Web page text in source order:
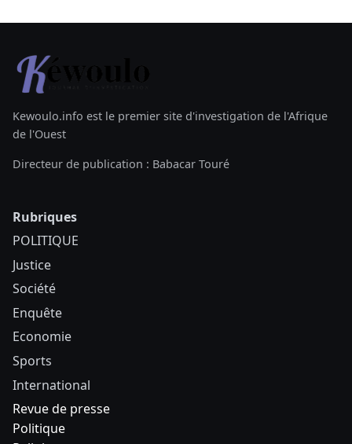
Kewoulo.info est le premier site d'investigation de l'Afrique
de l'Ouest
Directeur de publication : Babacar Touré
Rubriques
POLITIQUE
Justice
Société
Enquête
Economie
Sports
International
Revue de presse
Politique